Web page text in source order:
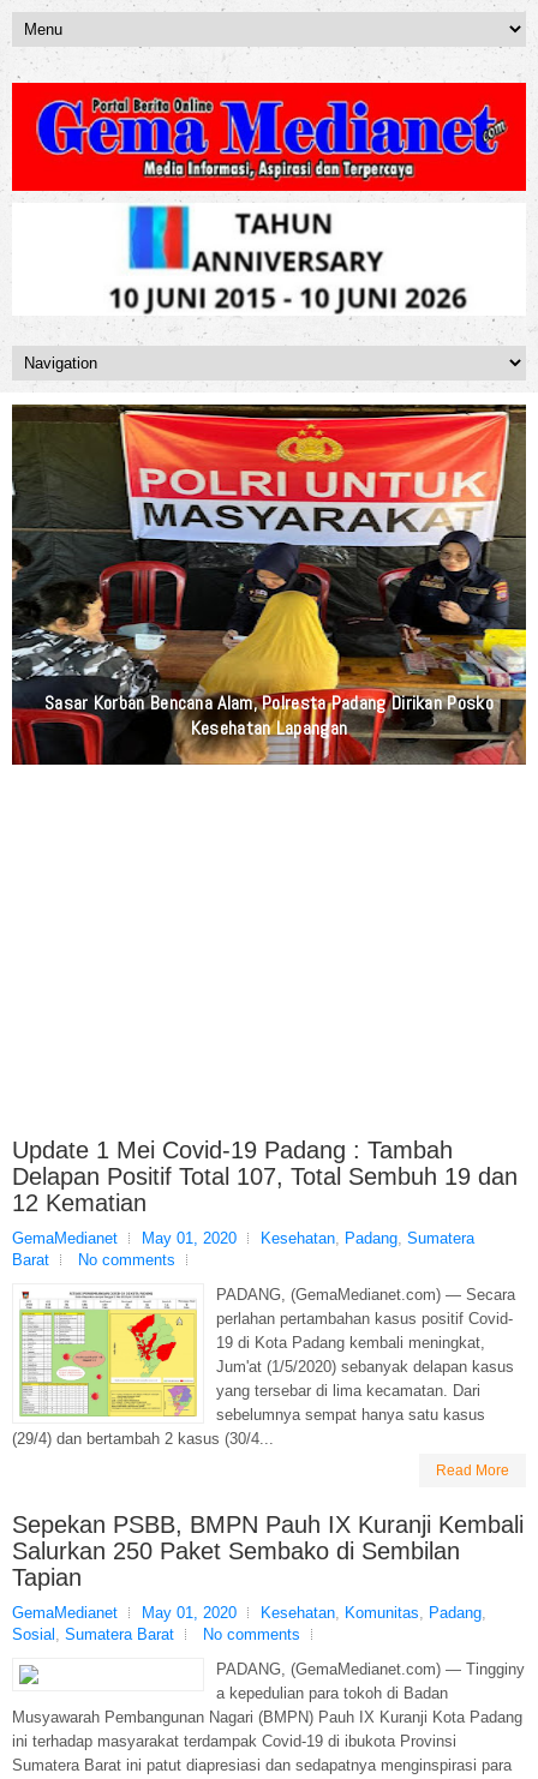
Sasar Korban Bencana Alam, Polresta Padang Dirikan Posko
Kesehatan Lapangan
Update 1 Mei Covid-19 Padang : Tambah
Delapan Positif Total 107, Total Sembuh 19 dan
12 Kematian
GemaMedianet May 01, 2020 Kesehatan, Padang, Sumatera
Barat
No comments
PADANG, (GemaMedianet.com) — Secara
perlahan pertambahan kasus positif Covid-
19 di Kota Padang kembali meningkat,
Jum'at (1/5/2020) sebanyak delapan kasus
yang tersebar di lima kecamatan. Dari
sebelumnya sempat hanya satu kasus
(29/4) dan bertambah 2 kasus (30/4...
Read More
Sepekan PSBB, BMPN Pauh IX Kuranji Kembali
Salurkan 250 Paket Sembako di Sembilan
Tapian
GemaMedianet May 01, 2020 Kesehatan, Komunitas, Padang,
Sosial , Sumatera Barat
No comments
PADANG, (GemaMedianet.com) — Tingginy
a kepedulian para tokoh di Badan
Musyawarah Pembangunan Nagari (BMPN) Pauh IX Kuranji Kota Padang
ini terhadap masyarakat terdampak Covid-19 di ibukota Provinsi
Sumatera Barat ini patut diapresiasi dan sedapatnya menginspirasi para